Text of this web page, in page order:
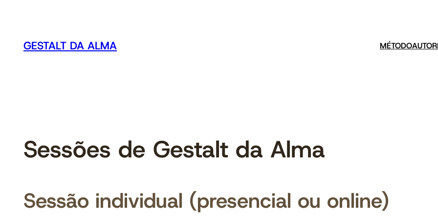
conteúdo
GESTALT DA ALMA MÉTODOAUTOR
Sessões de Gestalt da Alma
Sessão individual (presencial ou online)